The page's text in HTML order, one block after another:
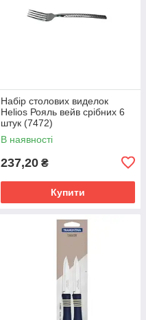
Набір столових виделок
Helios Рояль вейв срібних 6
штук (7472)
В наявності
237,20 ₴
Купити